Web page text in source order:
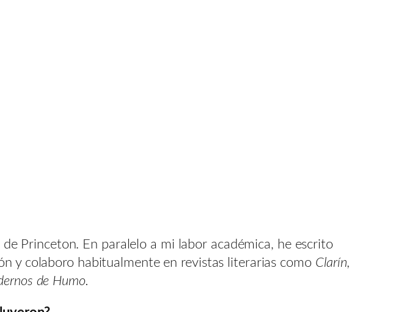
Princeton. En paralelo a mi labor académica, he escrito
y colaboro habitualmente en revistas literarias como Clarín,
de Humo.